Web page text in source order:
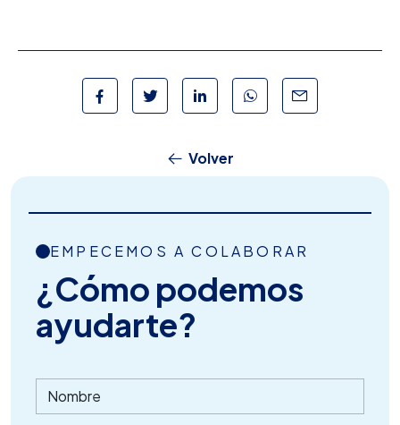
Volver
EMPECEMOS A COLABORAR
¿Cómo podemos
ayudarte?
Nombre